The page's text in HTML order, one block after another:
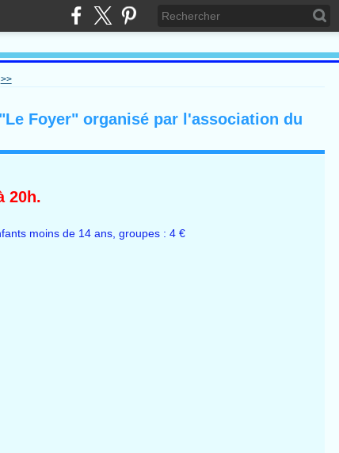
>>
Foyer" organisé par l'association du
20h.
moins de 14 ans, groupes : 4 €